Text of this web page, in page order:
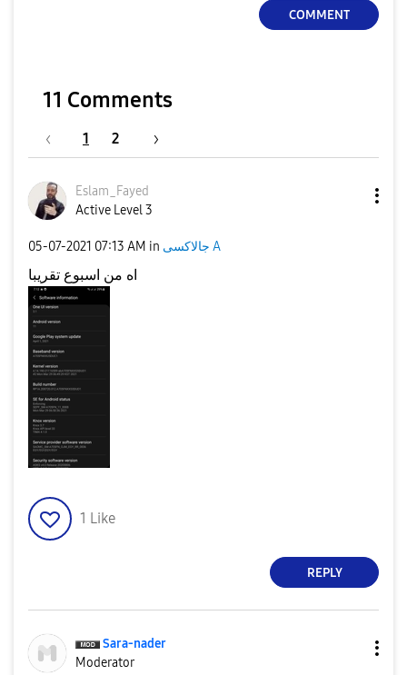
COMMENT
11 Comments
1 2
Eslam_Fayed
Active Level 3
‎05-07-2021 07:13 AM in جالاكسى A
اه من اسبوع تقريبا
1 Like
REPLY
Sara-nader
Moderator